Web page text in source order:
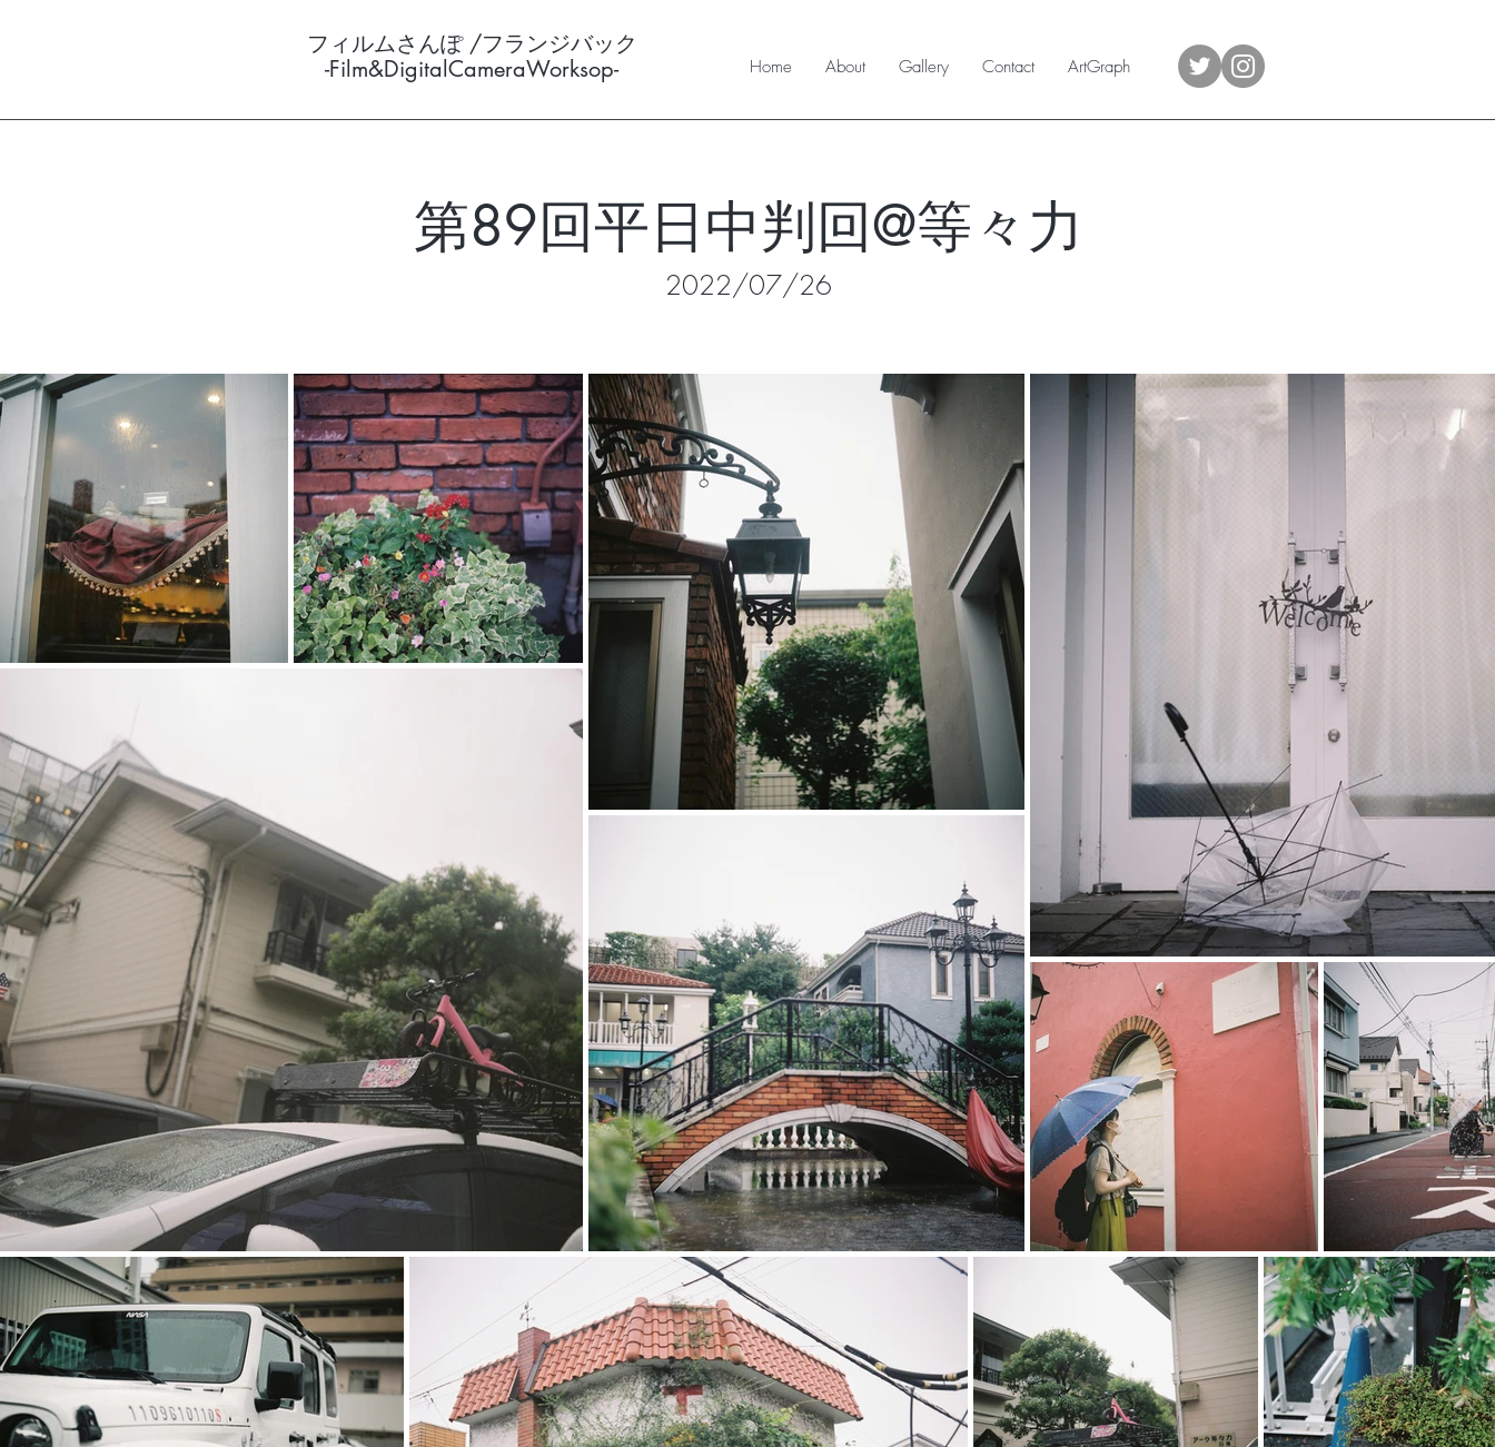
フィルムさんぽ /フランジバック
-Film&DigitalCameraWorksop-
Home About Gallery Contact ArtGraph
第89回平日中判回@等々力
2022/07/26